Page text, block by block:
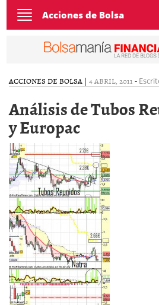
Toggle
navigation
Acciones de Bolsa
ACCIONES DE BOLSA | 4 ABRIL, 2011 -
Análisis de Tubos
y Europac